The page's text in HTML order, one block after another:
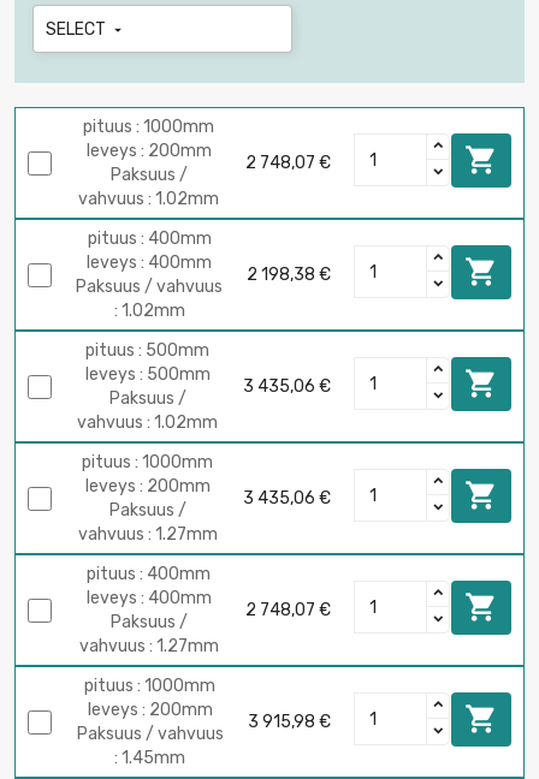
SELECT 
pituus : 1000mm
leveys : 200mm
Paksuus /
vahvuus : 1.02mm
2 748,07 € 
pituus : 400mm
leveys : 400mm
Paksuus / vahvuus
: 1.02mm
2 198,38 € 
pituus : 500mm
leveys : 500mm
Paksuus /
vahvuus : 1.02mm
3 435,06 € 
pituus : 1000mm
leveys : 200mm
Paksuus /
vahvuus : 1.27mm
3 435,06 € 
pituus : 400mm
leveys : 400mm
Paksuus /
vahvuus : 1.27mm
2 748,07 € 
pituus : 1000mm
leveys : 200mm
Paksuus / vahvuus
: 1.45mm
3 915,98 € 